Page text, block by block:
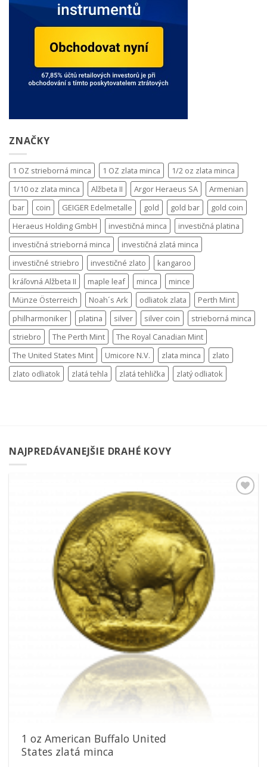
ZNAČKY
1 OZ strieborná minca 1 OZ zlata minca
1/2 oz zlata minca
1/10 oz zlata minca
Alžbeta II Argor Heraeus SA
Armenian
bar
coin GEIGER Edelmetalle gold gold bar
gold coin
Heraeus Holding GmbH
investičná minca
investičná platina
investičná strieborná minca
investičná zlatá minca
investičné striebro
investičné zlato
kangaroo
kráľovná Alžbeta II
maple leaf minca
mince
Münze Österreich
Noah´s Ark odliatok zlata
Perth Mint
philharmoniker
platina silver silver coin
strieborná minca
striebro
The Perth Mint
The Royal Canadian Mint
The United States Mint
Umicore N.V. zlata minca
zlato
zlato odliatok
zlatá tehla zlatá tehlička zlatý odliatok
NAJPREDÁVANEJŠIE DRAHÉ KOVY
1 oz American Buffalo United
States zlatá minca